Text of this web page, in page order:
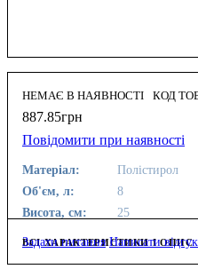
НЕМАЄ В НАЯВНОСТІ
887.85грн
Повідомити при наявності
Матеріал:
Полістирол
Об'єм, л:
8
Висота, см:
25
ВСІ ХАРАКТЕРИСТИКИ І ОПИС
Задати питання Написати відгук